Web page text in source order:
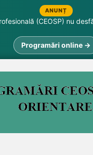
ANUNȚ
(CEOSP) nu
Programări online →